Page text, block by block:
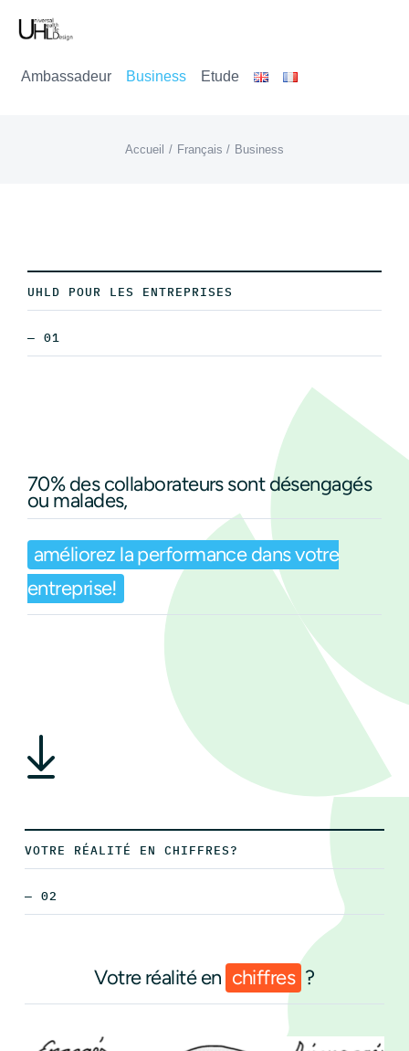
Passer
contenu
Ambassadeur Business Etude
Accueil Français Business
UHLD POUR LES ENTREPRISES
— 01
70% des collaborateurs sont désengagés
ou malades,
améliorez la performance dans votre
entreprise!
VOTRE RÉALITÉ EN CHIFFRES?
— 02
Votre réalité en chiffres ?